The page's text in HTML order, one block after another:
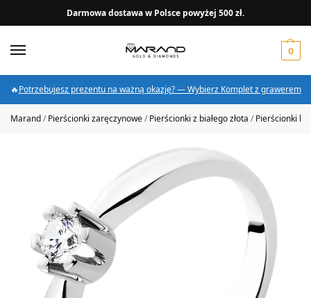
Darmowa dostawa w Polsce powyżej 500 zł.
0
🔥Potrzebujesz prezentu na ważną okazję? — Wybierz Komplet z grawerem
Marand/Pierścionki zaręczynowe/Pierścionki z białego złota /Pierścionki